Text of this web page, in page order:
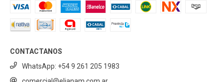
CONTACTANOS
WhatsApp: +54 9 261 205 1983